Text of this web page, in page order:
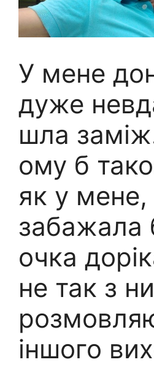
У мене
дуже
шла
ому б
як у мене,
забажала
очка
не так з
іншого